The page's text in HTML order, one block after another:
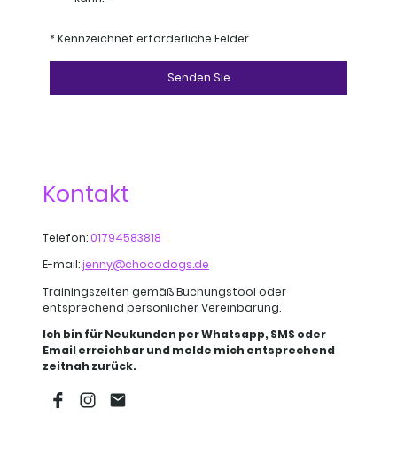
* Kennzeichnet erforderliche Felder
Senden Sie
Kontakt
Telefon:01794583818
E-mail:jenny@chocodogs.de
Trainingszeiten gemäß Buchungstool oder
entsprechend persönlicher Vereinbarung.
Ich bin für Neukunden per Whatsapp, SMS oder
Email erreichbar und melde mich entsprechend
zeitnah zurück.